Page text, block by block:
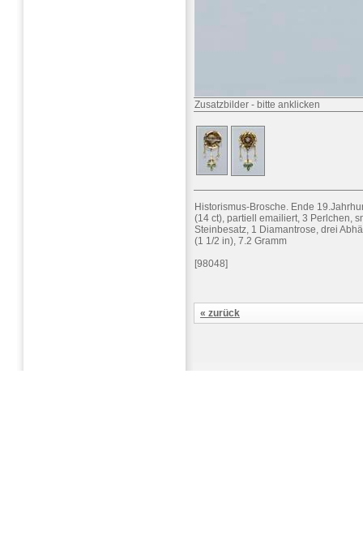
Zusatzbilder - bitte anklicken
Historismus-Brosche. Ende
(14 ct), partiell emailiert, 3 Perlchen,
Steinbesatz, 1 Diamantrose, drei
(1 1/2 in), 7.2 Gramm
[98048]
« zurück